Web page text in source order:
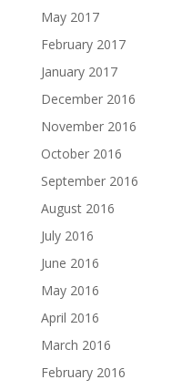
May 2017
February 2017
January 2017
December 2016
November 2016
October 2016
September 2016
August 2016
July 2016
June 2016
May 2016
April 2016
March 2016
February 2016